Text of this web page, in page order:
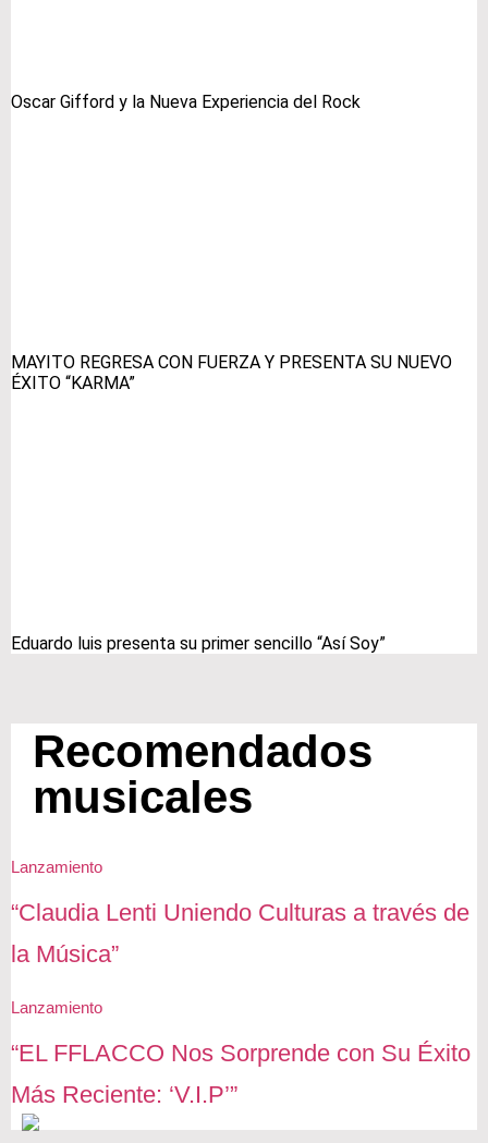
Oscar Gifford y la Nueva Experiencia del Rock
MAYITO REGRESA CON FUERZA Y PRESENTA SU NUEVO
ÉXITO “KARMA”
Eduardo luis presenta su primer sencillo “Así Soy”
Recomendados
musicales
Lanzamiento
“Claudia Lenti Uniendo Culturas a través de
la Música”
Lanzamiento
“EL FFLACCO Nos Sorprende con Su Éxito
Más Reciente: ‘V.I.P’”